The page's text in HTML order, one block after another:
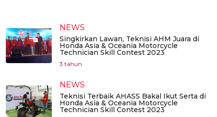
NEWS
Singkirkan Lawan, Teknisi AHM Juara di
Honda Asia & Oceania Motorcycle
Technician Skill Contest 2023
3 tahun
NEWS
Teknisi Terbaik AHASS Bakal Ikut Serta di
Honda Asia & Oceania Motorcycle
Technician Skill Contest 2023